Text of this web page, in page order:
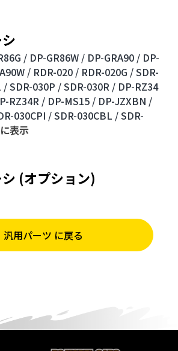
/ DP-GR86W / DP-GRA90 / DP-
/ RDR-020 / RDR-020G /SDR-
/SDR-030P /SDR-030R / DP-RZ34
RZ34R / DP-MS15 / DP-JZXBN /
030CPI /SDR-030CBL /SDR-
表⽰
(オプション)
汎用パーツ に戻る